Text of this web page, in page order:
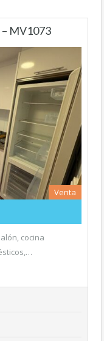
– MV1073
Venta
cocina